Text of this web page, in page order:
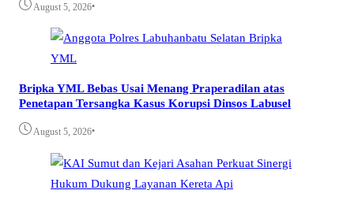
August 5, 2026•
Bripka YML Bebas Usai Menang Praperadilan atas
Penetapan Tersangka Kasus Korupsi Dinsos Labusel
August 5, 2026•